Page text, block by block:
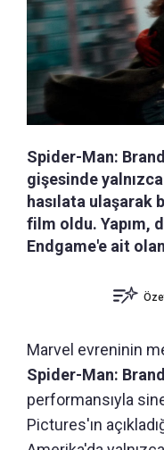
Spider-Man:
gişesinde
hasılata ulaşarak
film oldu. Yapım,
Endgame'e ait
Marvel evreninin
Spider-Man:
performansıyla
Pictures'ın